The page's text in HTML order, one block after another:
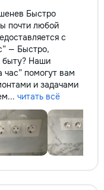
Быстро
почти любой
с
— Быстро,
Наши
помогут вам
и задачами
читать всё